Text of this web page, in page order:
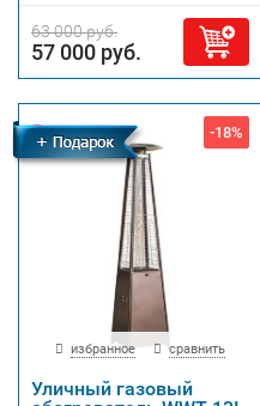
63 000 руб.
57 000 руб.
Бесплатная
доставка
-18%
избранное сравнить
Уличный газовый